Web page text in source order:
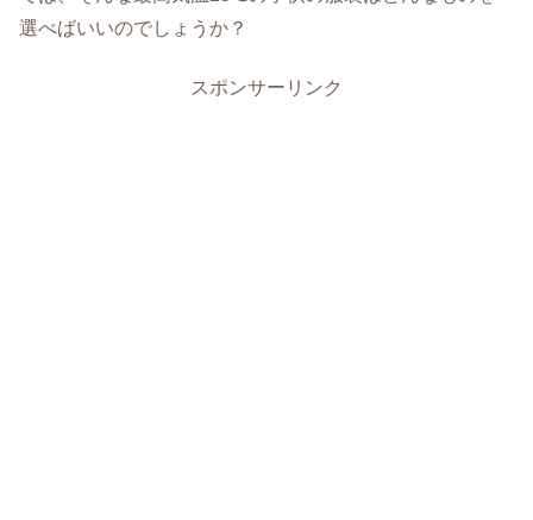
選べばいいのでしょうか？
スポンサーリンク